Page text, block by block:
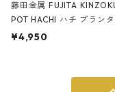
藤田金属 FUJITA
POT HACHI ハチ プランタ
ト 3号 ブラック
¥4,950